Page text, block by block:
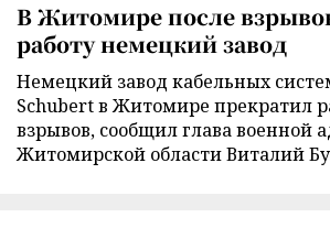
В Житомире после
работу немецкий завод
Немецкий завод кабельных
Schubert в Житомире прекратил
взрывов, сообщил глава военной
Житомирской области Виталий